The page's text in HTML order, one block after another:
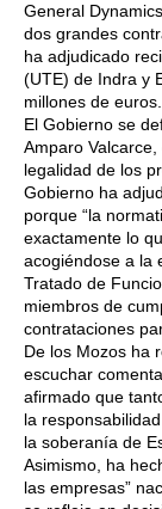
General
dos grandes
ha adjudicado
(UTE) de Indra y
millones de euros.
El Gobierno se
Amparo
legalidad de los
Gobierno ha
porque “la
exactamente lo
acogiéndose a la
Tratado de
miembros de
contrataciones
De los Mozos ha
escuchar
afirmado que
la
la soberanía de
Asimismo, ha
las empresas”